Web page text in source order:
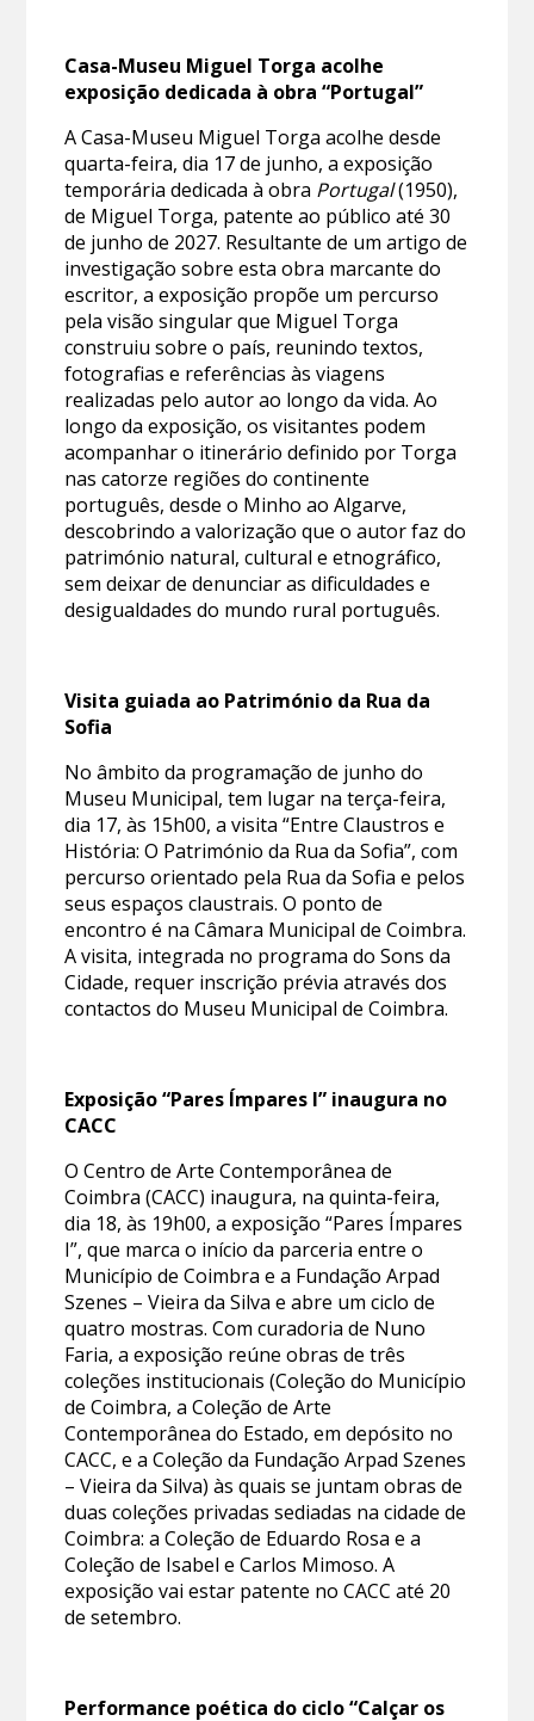
Casa-Museu Miguel Torga acolhe
exposição dedicada à obra “Portugal”
A Casa-Museu Miguel Torga acolhe desde
quarta-feira, dia 17 de junho, a exposição
temporária dedicada à obra Portugal(1950),
de Miguel Torga, patente ao público até 30
de junho de 2027. Resultante de um artigo de
investigação sobre esta obra marcante do
escritor, a exposição propõe um percurso
pela visão singular que Miguel Torga
construiu sobre o país, reunindo textos,
fotografias e referências às viagens
realizadas pelo autor ao longo da vida. Ao
longo da exposição, os visitantes podem
acompanhar o itinerário definido por Torga
nas catorze regiões do continente
português, desde o Minho ao Algarve,
descobrindo a valorização que o autor faz do
património natural, cultural e etnográfico,
sem deixar de denunciar as dificuldades e
desigualdades do mundo rural português.
Visita guiada ao Património da Rua da
Sofia
No âmbito da programação de junho do
Museu Municipal, tem lugar na terça-feira,
dia 17, às 15h00, a visita “Entre Claustros e
História: O Património da Rua da Sofia”, com
percurso orientado pela Rua da Sofia e pelos
seus espaços claustrais. O ponto de
encontro é na Câmara Municipal de Coimbra.
A visita, integrada no programa do Sons da
Cidade, requer inscrição prévia através dos
contactos do Museu Municipal de Coimbra.
Exposição “Pares Ímpares I” inaugura no
CACC
O Centro de Arte Contemporânea de
Coimbra (CACC) inaugura, na quinta-feira,
dia 18, às 19h00, a exposição “Pares Ímpares
I”, que marca o início da parceria entre o
Município de Coimbra e a Fundação Arpad
Szenes – Vieira da Silva e abre um ciclo de
quatro mostras. Com curadoria de Nuno
Faria, a exposição reúne obras de três
coleções institucionais (Coleção do Município
de Coimbra, a Coleção de Arte
Contemporânea do Estado, em depósito no
CACC, e a Coleção da Fundação Arpad Szenes
– Vieira da Silva) às quais se juntam obras de
duas coleções privadas sediadas na cidade de
Coimbra: a Coleção de Eduardo Rosa e a
Coleção de Isabel e Carlos Mimoso. A
exposição vai estar patente no CACC até 20
de setembro.
Performance poética do ciclo “Calçar os